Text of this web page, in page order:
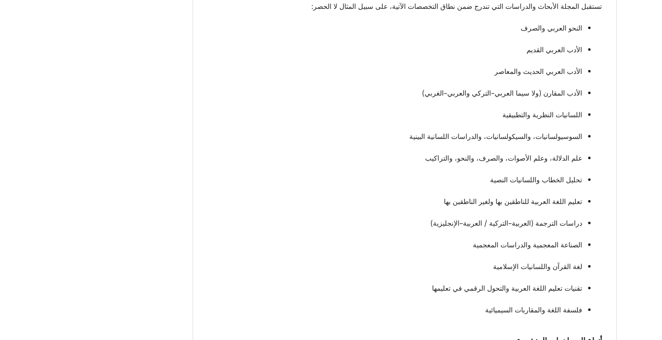
تستقبل المجلة الأبحاث والدراسات التي تندرج ضمن نطاق التخصصات الآتية، على سبيل المثال لا الحصر:
النحو العربي والصرف
الأدب العربي القديم
الأدب العربي الحديث والمعاصر
الأدب المقارن (ولا سيما العربي–التركي والعربي–الغربي)
اللسانيات النظرية والتطبيقية
السوسيولسانيات، والسيكولسانيات، والدراسات اللسانية البينية
علم الدلالة، وعلم الأصوات، والصرف، والنحو، والتراكيب
تحليل الخطاب واللسانيات النصية
تعليم اللغة العربية للناطقين بها ولغير الناطقين بها
دراسات الترجمة (العربية–التركية / العربية–الإنجليزية)
الصناعة المعجمية والدراسات المعجمية
لغة القرآن واللسانيات الإسلامية
تقنيات تعليم اللغة العربية والتحول الرقمي في تعليمها
فلسفة اللغة والمقاربات السيميائية